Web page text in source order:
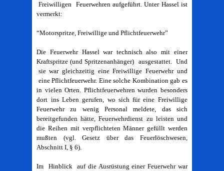
Freiwilligen Feuerwehren aufgeführt. Unter Hassel ist
vermerkt:
“Motorspritze, Freiwillige und Pflichtfeuerwehr”
Die Feuerwehr Hassel war technisch also mit einer
Kraftspritze (und Spritzenanhänger) ausgestattet. Und
sie war gleichzeitig eine Freiwillige Feuerwehr und
eine Pflichtfeuerwehr. Eine solche Kombination gab es
in vielen Orten. Pflichtfeuerwehren wurden besonders
dort ins Leben gerufen, wo sich für eine Freiwillige
Feuerwehr zu wenig Personal meldete, das sich
bereitgefunden hätte, Feuerwehrdienst zu leisten und
die Reihen mit verpflichteten Männer gefüllt werden
mußten (vgl. Gesetz über das Feuerlöschwesen,
Abschnitt I, § 6).
Im Hinblick auf die Ausrüstung einer Feuerwehr war